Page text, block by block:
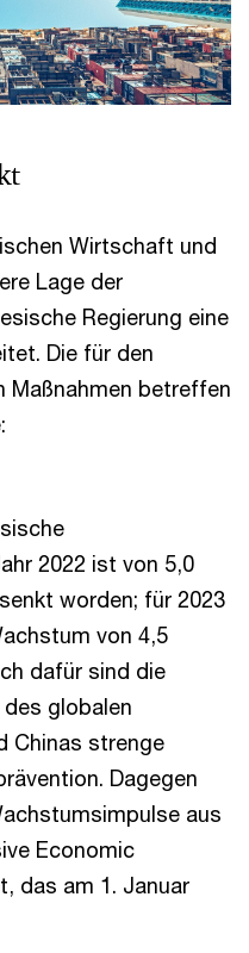
Wirtschaft und
Lage der
Regierung eine
Die für den
Maßnahmen betreffen
2022 ist von 5,0
worden; für 2023
von 4,5
dafür sind die
globalen
Chinas strenge
Dagegen
aus
Economic
das am 1. Januar